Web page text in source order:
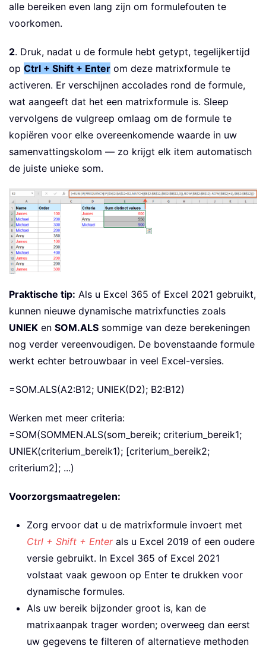
alle bereiken even lang zijn om formulefouten te
voorkomen.
2. Druk, nadat u de formule hebt getypt, tegelijkertijd
op Ctrl + Shift + Enter om deze matrixformule te
activeren. Er verschijnen accolades rond de formule,
wat aangeeft dat het een matrixformule is. Sleep
vervolgens de vulgreep omlaag om de formule te
kopiëren voor elke overeenkomende waarde in uw
samenvattingskolom — zo krijgt elk item automatisch
de juiste unieke som.
Praktische tip: Als u Excel 365 of Excel 2021 gebruikt,
kunnen nieuwe dynamische matrixfuncties zoals
UNIEK en SOM.ALS sommige van deze berekeningen
nog verder vereenvoudigen. De bovenstaande formule
werkt echter betrouwbaar in veel Excel-versies.
=SOM.ALS(A2:B12; UNIEK(D2); B2:B12)
Werken met meer criteria:
=SOM(SOMMEN.ALS(som_bereik; criterium_bereik1;
UNIEK(criterium_bereik1); [criterium_bereik2;
criterium2]; ...)
Voorzorgsmaatregelen:
Zorg ervoor dat u de matrixformule invoert met
Ctrl + Shift + Enterals u Excel 2019 of een oudere
versie gebruikt. In Excel 365 of Excel 2021
volstaat vaak gewoon op Enter te drukken voor
dynamische formules.
Als uw bereik bijzonder groot is, kan de
matrixaanpak trager worden; overweeg dan eerst
uw gegevens te filteren of alternatieve methoden